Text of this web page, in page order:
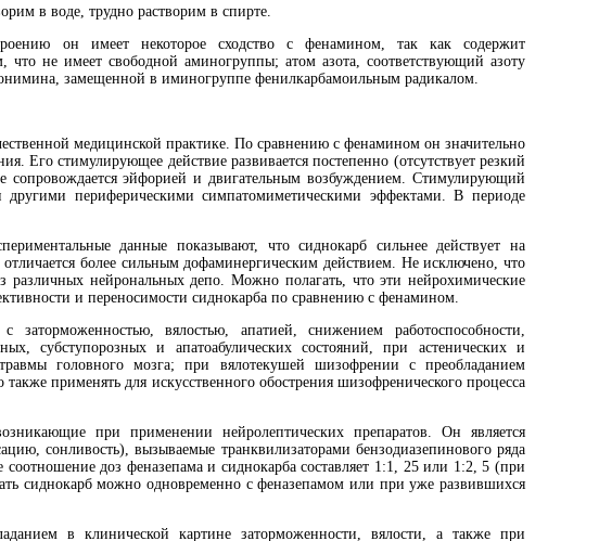
в воде, трудно растворим в спирте.
он имеет некоторое сходство с фенамином, так как содержит
не имеет свободной аминогруппы; атом азота, соответствующий азоту
замещенной в иминогруппе фенилкарбамоильным радикалом.
медицинской практике. По сравнению с фенамином он значительно
Его стимулирующее действие развивается постепенно (отсутствует резкий
эйфорией и двигательным возбуждением. Стимулирующий
периферическими симпатомиметическими эффектами. В периоде
данные показывают, что сиднокарб сильнее действует на
более сильным дофаминергическим действием. Не исключено, что
различных нейрональных депо. Можно полагать, что эти нейрохимические
и переносимости сиднокарба по сравнению с фенамином.
вялостью, апатией, снижением работоспособности,
субступорозных и апатоабулических состояний, при астенических и
головного мозга; при вялотекушей шизофрении с преобладанием
применять для искусственного обострения шизофренического процесса
при применении нейролептических препаратов. Он является
сонливость), вызываемые транквилизаторами бензодиазепинового ряда
доз феназепама и сиднокарба составляет 1:1, 25 или 1:2, 5 (при
сиднокарб можно одновременно с феназепамом или при уже развившихся
в клинической картине заторможенности, вялости, а также при